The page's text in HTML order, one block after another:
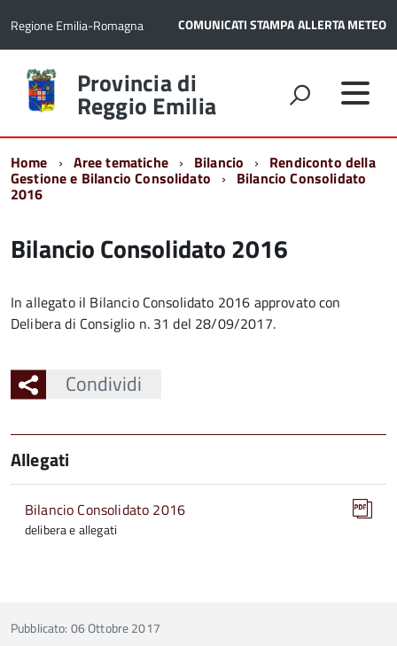
Regione Emilia-Romagna COMUNICATI STAMPAALLERTA METEO
Torna
alla
home
Provincia di
Reggio Emilia
Home Aree tematiche Bilancio Rendiconto della
Gestione e Bilancio Consolidato Bilancio Consolidato
2016
Bilancio Consolidato 2016
In allegato il Bilancio Consolidato 2016 approvato con
Delibera di Consiglio n. 31 del 28/09/2017.
Condividi
Allegati
Bilancio Consolidato 2016
delibera e allegati
Pubblicato: 06 Ottobre 2017